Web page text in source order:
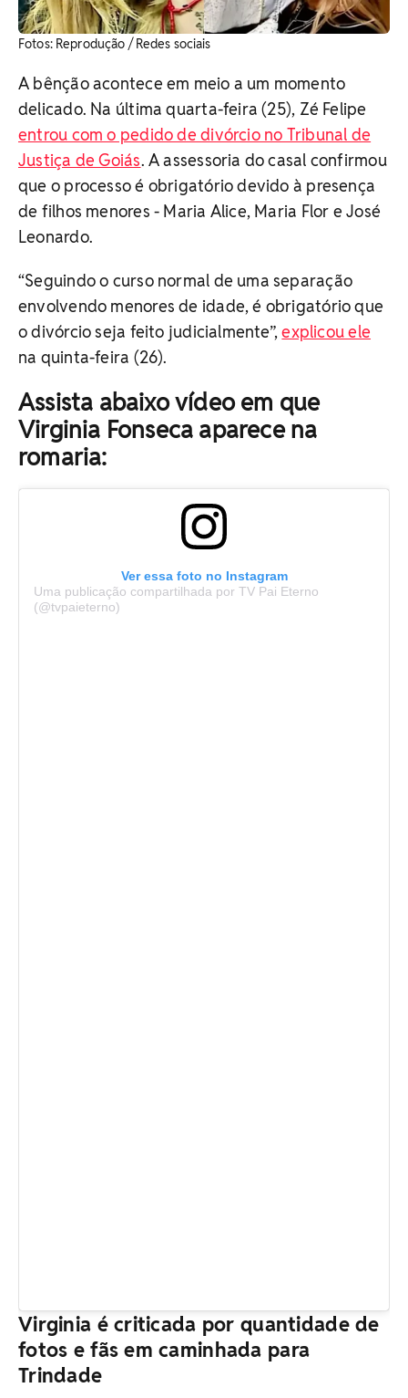
​Fotos: Reprodução / Redes sociais
A bênção acontece em meio a um momento
delicado. Na última quarta-feira (25), Zé Felipe
entrou com o pedido de divórcio no Tribunal de
Justiça de Goiás. A assessoria do casal confirmou
que o processo é obrigatório devido à presença
de filhos menores - Maria Alice, Maria Flor e José
Leonardo.
“Seguindo o curso normal de uma separação
envolvendo menores de idade, é obrigatório que
o divórcio seja feito judicialmente”,explicou ele
na quinta-feira (26).
Assista abaixo vídeo em que
Virginia Fonseca aparece na
romaria:
Ver essa foto no Instagram
Uma publicação compartilhada por TV Pai Eterno
(@tvpaieterno)
Virginia é criticada por quantidade de
fotos e fãs em caminhada para
Trindade